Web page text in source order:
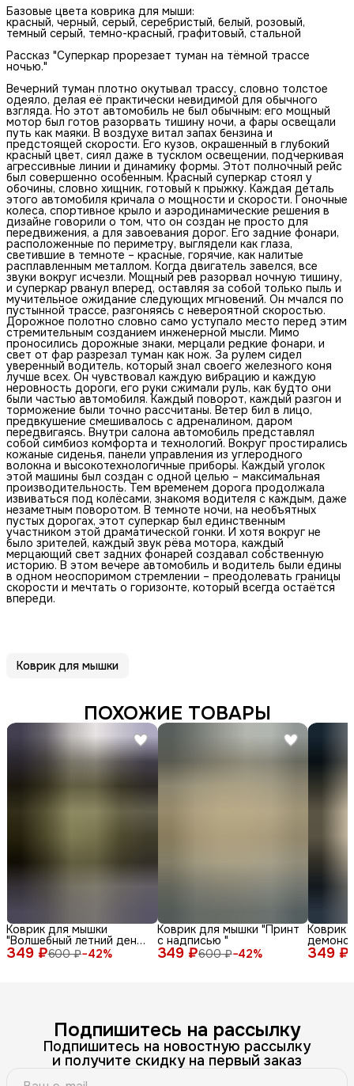
Базовые цвета коврика для мыши:
красный, черный, серый, серебристый, белый, розовый,
темный серый, темно-красный, графитовый, стальной
Рассказ "Суперкар прорезает туман на тёмной трассе
ночью."
Вечерний туман плотно окутывал трассу, словно толстое
одеяло, делая её практически невидимой для обычного
взгляда. Но этот автомобиль не был обычным: его мощный
мотор был готов разорвать тишину ночи, а фары освещали
путь как маяки. В воздухе витал запах бензина и
предстоящей скорости. Его кузов, окрашенный в глубокий
красный цвет, сиял даже в тусклом освещении, подчеркивая
агрессивные линии и динамику формы. Этот полночный рейс
был совершенно особенным. Красный суперкар стоял у
обочины, словно хищник, готовый к прыжку. Каждая деталь
этого автомобиля кричала о мощности и скорости. Гоночные
колеса, спортивное крыло и аэродинамические решения в
дизайне говорили о том, что он создан не просто для
передвижения, а для завоевания дорог. Его задние фонари,
расположенные по периметру, выглядели как глаза,
светившие в темноте – красные, горячие, как налитые
расплавленным металлом. Когда двигатель завелся, все
звуки вокруг исчезли. Мощный рев разорвал ночную тишину,
и суперкар рванул вперед, оставляя за собой только пыль и
мучительное ожидание следующих мгновений. Он мчался по
пустынной трассе, разгоняясь с невероятной скоростью.
Дорожное полотно словно само уступало место перед этим
стремительным созданием инженерной мысли. Мимо
проносились дорожные знаки, мерцали редкие фонари, и
свет от фар разрезал туман как нож. За рулем сидел
уверенный водитель, который знал своего железного коня
лучше всех. Он чувствовал каждую вибрацию и каждую
неровность дороги, его руки сжимали руль, как будто они
были частью автомобиля. Каждый поворот, каждый разгон и
торможение были точно рассчитаны. Ветер бил в лицо,
предвкушение смешивалось с адреналином, даром
передвигаясь. Внутри салона автомобиль представлял
собой симбиоз комфорта и технологий. Вокруг простирались
кожаные сиденья, панели управления из углеродного
волокна и высокотехнологичные приборы. Каждый уголок
этой машины был создан с одной целью – максимальная
производительность. Тем временем дорога продолжала
извиваться под колёсами, знакомя водителя с каждым, даже
незаметным поворотом. В темноте ночи, на необъятных
пустых дорогах, этот суперкар был единственным
участником этой драматической гонки. И хотя вокруг не
было зрителей, каждый звук рёва мотора, каждый
мерцающий свет задних фонарей создавал собственную
историю. В этом вечере автомобиль и водитель были едины
в одном неоспоримом стремлении – преодолевать границы
скорости и мечтать о горизонте, который всегда остаётся
впереди.
Коврик для мышки
ПОХОЖИЕ ТОВАРЫ
349 ₽600 ₽−42%
Коврик для мышки
"Волшебный летний день
с енотом среди ромашек
и бабочек"
349 ₽600 ₽−42%
Коврик для мышки "Принт
с надписью "
349 ₽
Коврик
лица и
Подпишитесь на рассылку
Подпишитесь на новостную рассылку
и получите скидку на первый заказ